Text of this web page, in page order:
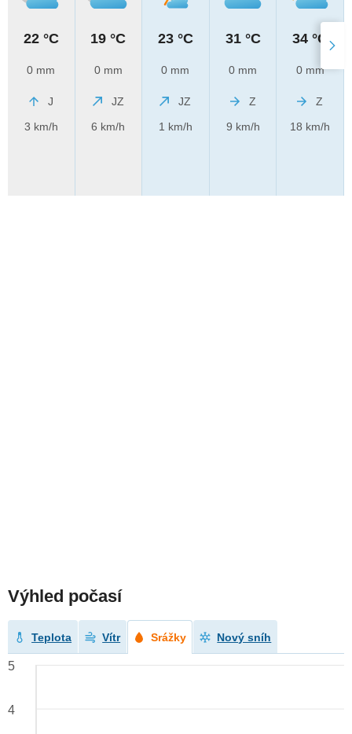
22 °C
0 mm
J
3 km/h
19 °C
0 mm
JZ
6 km/h
23 °C
0 mm
JZ
1 km/h
31 °C
0 mm
Z
9 km/h
34 °C
0 mm
Z
18 km/h
Výhled počasí
Teplota Vítr Srážky Nový sníh
5
4